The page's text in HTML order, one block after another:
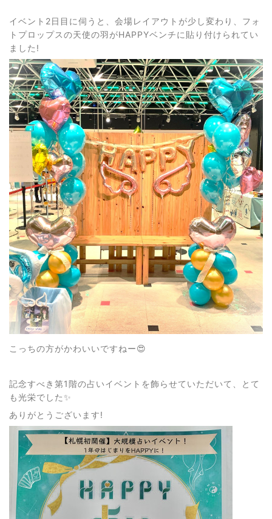
イベント2日目に伺うと、会場レイアウトが少し変わり、フォ
トプロップスの天使の羽がHAPPYベンチに貼り付けられてい
ました!
こっちの方がかわいいですねー😍
記念すべき第1階の占いイベントを飾らせていただいて、とて
も光栄でした✨
ありがとうございます!